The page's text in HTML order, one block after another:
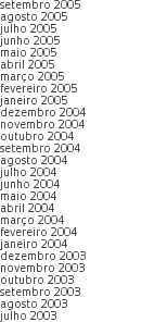
setembro 2005
agosto 2005
julho 2005
junho 2005
maio 2005
abril 2005
março 2005
fevereiro 2005
janeiro 2005
dezembro 2004
novembro 2004
outubro 2004
setembro 2004
agosto 2004
julho 2004
junho 2004
maio 2004
abril 2004
março 2004
fevereiro 2004
janeiro 2004
dezembro 2003
novembro 2003
outubro 2003
setembro 2003
agosto 2003
julho 2003